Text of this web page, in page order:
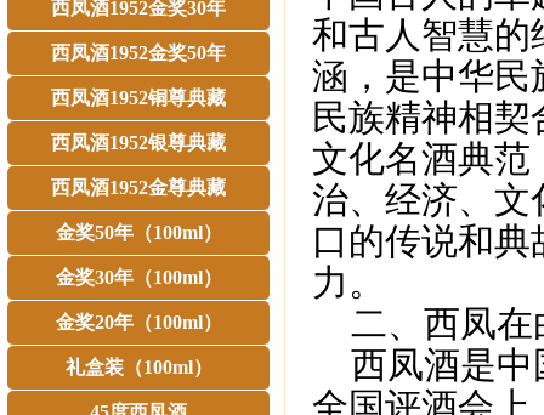
西凤酒1952金奖30年
西凤酒1952金奖50年
西凤酒1952铜尊典藏
西凤酒1952银尊典藏
西凤酒1952金尊典藏
金奖50年（100ml）
金奖30年（100ml）
金奖20年（100ml）
礼盒装（100ml）
和古人智慧的
涵，是中华民
民族精神相
文化名酒典范
治、经济、文
口的传说和
力。
二、西凤在
西凤酒是中
全国评酒会上